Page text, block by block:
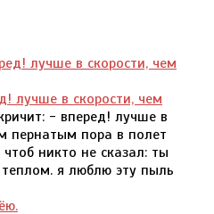
лучше в скорости, чем
- вперед! лучше в
пернатым пора в полет
никто не сказал: ты
я люблю эту пыль